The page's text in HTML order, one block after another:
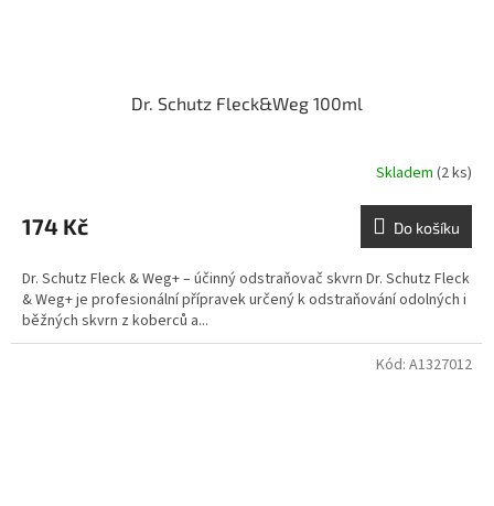
Dr. Schutz Fleck&Weg 100ml
Skladem (2 ks)
174 Kč Do košíku
Dr. Schutz Fleck & Weg+ – účinný odstraňovač skvrn Dr. Schutz Fleck
& Weg+ je profesionální přípravek určený k odstraňování odolných i
běžných skvrn z koberců a...
Kód: A1327012